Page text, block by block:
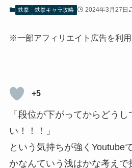
鉄拳 鉄拳キャラ攻略 2024年3月27日
※一部アフィリエイト広告を利用
+5
「段位が下がってからどうし
い！！！」
という気持ちが強くYoutube
かなんていう浅はかな考えで